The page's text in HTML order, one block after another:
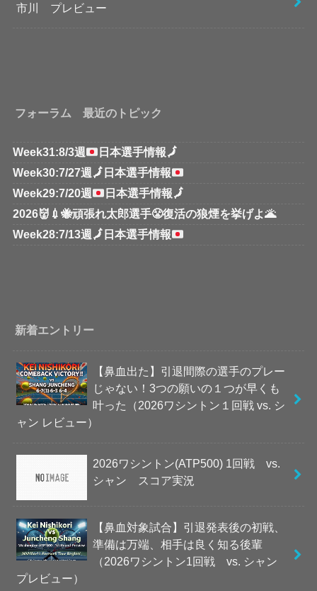
市川 プレビュー
フォーラム 最近のトピック
Week31:8/3週 日本選手情報🗾
Week30:7/27週 🗾 日本選手情報
Week29:7/20週
日本選手情報🗾
2026👹💉🐝頑張れ太郎選手😤復活の狼煙を挙げよ🌋
Week28:7/13週 🗾 日本選手情報
新着エントリー
【鼻血出た】引退間際の選手のプレー
じゃない！3つの願いの１つが早くも
叶った（2026ワシントン１回戦 vs. シ
ャン レビュー）
2026ワシントン(ATP500) 1回戦 vs.
シャン スコア実況
【鼻血対象試合】引退発表後の初戦、
準備は万端、相手は良く知る後輩
（2026ワシントン1回戦 vs. シャン
プレビュー）